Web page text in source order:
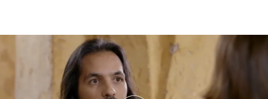
Tras haber hablado de su padre y de lo que le
supuso su pérdida, Farruquito ha hablado también
su madre, una mujer a la que define con un